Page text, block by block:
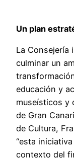
Un plan
La Consejería
culminar un
educación y
museísticos y
de Gran
de Cultura,
“esta
contexto del